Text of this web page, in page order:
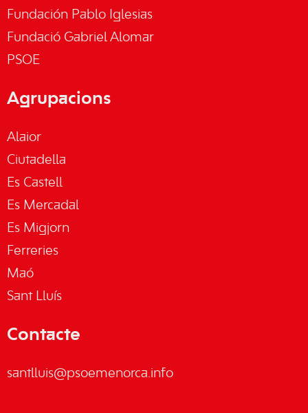
Fundación Pablo Iglesias
Fundació Gabriel Alomar
PSOE
Agrupacions
Alaior
Ciutadella
Es Castell
Es Mercadal
Es Migjorn
Ferreries
Maó
Sant Lluís
Contacte
santlluis@psoemenorca.info